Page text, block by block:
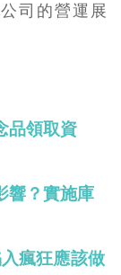
司的營運展
品領取資
響？實施庫
瘋狂應該做